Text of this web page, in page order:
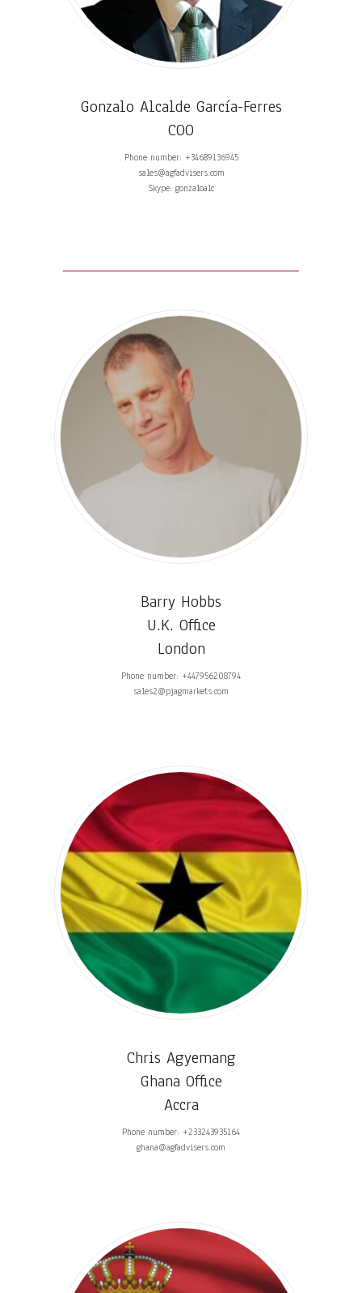
Gonzalo Alcalde García-Ferres
COO
Phone number: +34689136945
sales@agfadvisers.com
Skype: gonzaloalc
Barry Hobbs
U.K. Office
London
Phone number: +447956208794
sales2@pjagmarkets.com
Chris Agyemang
Ghana Office
Accra
Phone number: +233243935164
ghana@agfadvisers.com